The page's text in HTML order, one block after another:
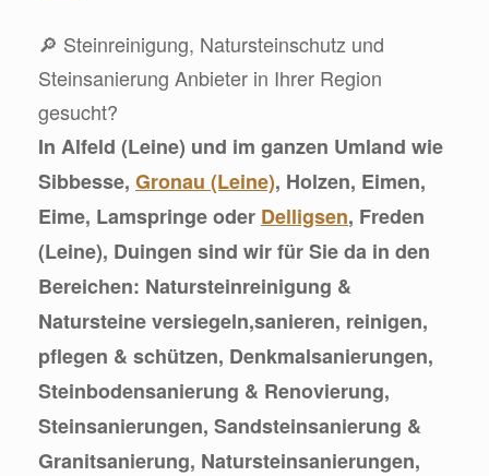
🔎 Steinreinigung, Natursteinschutz und
Steinsanierung Anbieter in Ihrer Region
gesucht?
In Alfeld (Leine) und im ganzen Umland wie
Sibbesse, Gronau (Leine), Holzen, Eimen,
Eime, Lamspringe oder Delligsen, Freden
(Leine), Duingen sind wir für Sie da in den
Bereichen: Natursteinreinigung &
Natursteine versiegeln,sanieren, reinigen,
pflegen & schützen, Denkmalsanierungen,
Steinbodensanierung & Renovierung,
Steinsanierungen, Sandsteinsanierung &
Granitsanierung, Natursteinsanierungen,